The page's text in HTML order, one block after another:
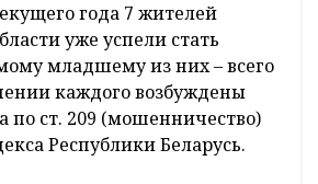
года 7 жителей
уже успели стать
младшему из них – всего
каждого возбуждены
по ст. 209 (мошенничество)
Республики Беларусь.